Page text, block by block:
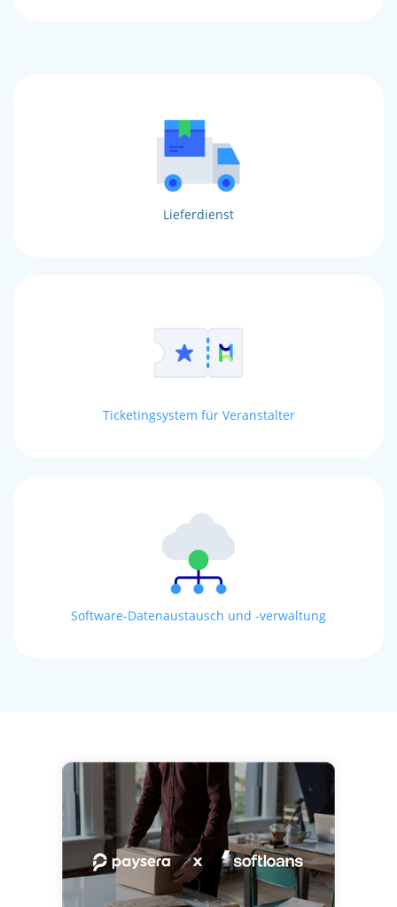
Lieferdienst
Ticketingsystem für Veranstalter
Software-Datenaustausch und -verwaltung